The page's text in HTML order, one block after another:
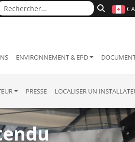
ENVIRONNEMENT & EPD
PRESSE LOCALISER UN